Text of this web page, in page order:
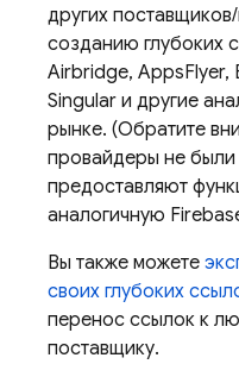
других
созданию глубоких
Airbridge, AppsFlyer,
Singular и другие
рынке. (Обратите
провайдеры не
предоставляют
аналогичную
Вы также можете
своих глубоких
перенос ссылок к
поставщику.